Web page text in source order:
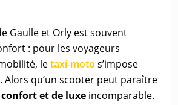
Gaulle et Orly est souvent
: pour les voyageurs
letaxi-moto s’impose
qu’un scooter peut paraître
et de luxeincomparable.